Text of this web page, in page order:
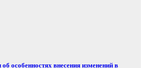
особенностях внесения изменений в